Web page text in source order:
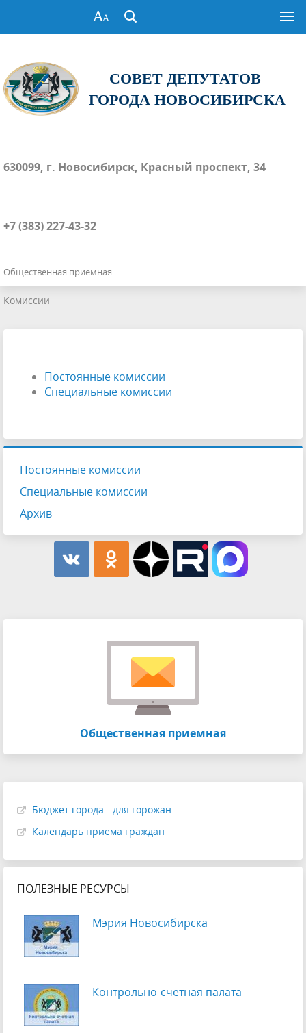
СОВЕТ ДЕПУТАТОВ
ГОРОДА НОВОСИБИРСКА
630099, г. Новосибирск, Красный проспект, 34
+7 (383) 227-43-32
Общественная приемная
Комиссии
Постоянные комиссии
Специальные комиссии
Постоянные комиссии
Специальные комиссии
Архив
Общественная приемная
Бюджет города - для горожан
Календарь приема граждан
ПОЛЕЗНЫЕ РЕСУРСЫ
Мэрия Новосибирска
Контрольно-счетная палата